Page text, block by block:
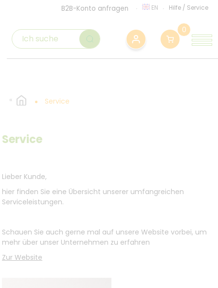
B2B-Konto anfragen EN Hilfe / Service
0
Service
Service
Lieber Kunde,
hier finden Sie eine Übersicht unserer umfangreichen
Serviceleistungen.
Schauen Sie auch gerne mal auf unsere Website vorbei, um
mehr über unser Unternehmen zu erfahren
Zur Website